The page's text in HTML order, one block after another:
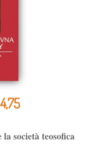
società teosofica